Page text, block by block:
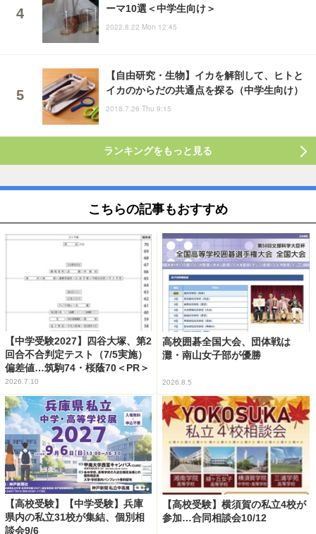
ーマ10選＜中学生向け＞
2022.8.22 Mon 12:45
【自由研究・生物】イカを解剖して、ヒトと
イカのからだの共通点を探る（中学生向け）
2018.7.26 Thu 9:15
ランキングをもっと見る
こちらの記事もおすすめ
【中学受験2027】四谷大塚、第2
回合不合判定テスト（7/5実施）
偏差値…筑駒74・桜蔭70＜PR＞
2026.7.10
高校囲碁全国大会、団体戦は
灘・南山女子部が優勝
2026.8.5
【高校受験】【中学受験】兵庫
県内の私立31校が集結、個別相
談会9/6
【高校受験】横須賀の私立4校が
参加…合同相談会10/12